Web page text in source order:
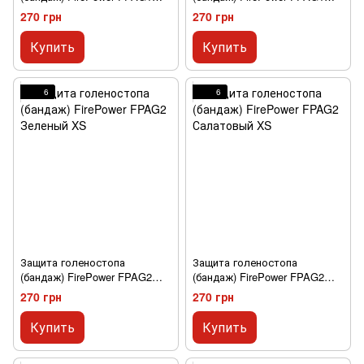
Синий S
270 грн
Купить
Зеленый S
270 грн
Купить
6
Защита голеностопа
(бандаж) FirePower FPAG2
Зеленый XS
270 грн
Купить
6
Защита голеностопа
(бандаж) FirePower FPAG2
Салатовый XS
270 грн
Купить